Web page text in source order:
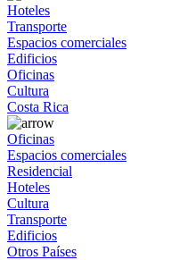
Hoteles
Transporte
Espacios comerciales
Edificios
Oficinas
Cultura
Costa Rica
Oficinas
Espacios comerciales
Residencial
Hoteles
Cultura
Transporte
Edificios
Otros Países